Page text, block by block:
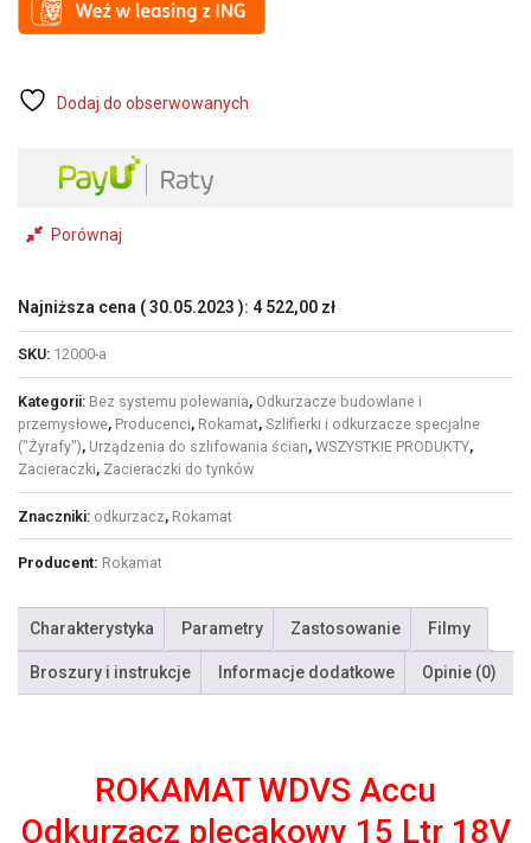
Ltr
Li-
Ion
Dodaj do obserwowanych
Porównaj
Najniższa cena (30.05.2023 ): 4 522,00 zł
SKU: 12000-a
Kategorii: Bez systemu polewania, Odkurzacze budowlane i
przemysłowe, Producenci, Rokamat, Szlifierki i odkurzacze specjalne
("Żyrafy"), Urządzenia do szlifowania ścian, WSZYSTKIE PRODUKTY,
Zacieraczki, Zacieraczki do tynków
Znaczniki: odkurzacz, Rokamat
Producent: Rokamat
Charakterystyka Parametry Zastosowanie Filmy
Broszury i instrukcje Informacje dodatkowe Opinie (0)
ROKAMAT WDVS Accu
Odkurzacz plecakowy 15 Ltr 18V